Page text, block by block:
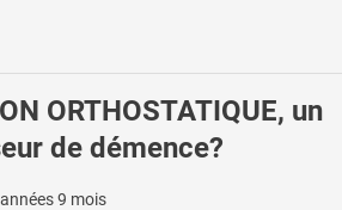
ORTHOSTATIQUE, un
de démence?
9 mois